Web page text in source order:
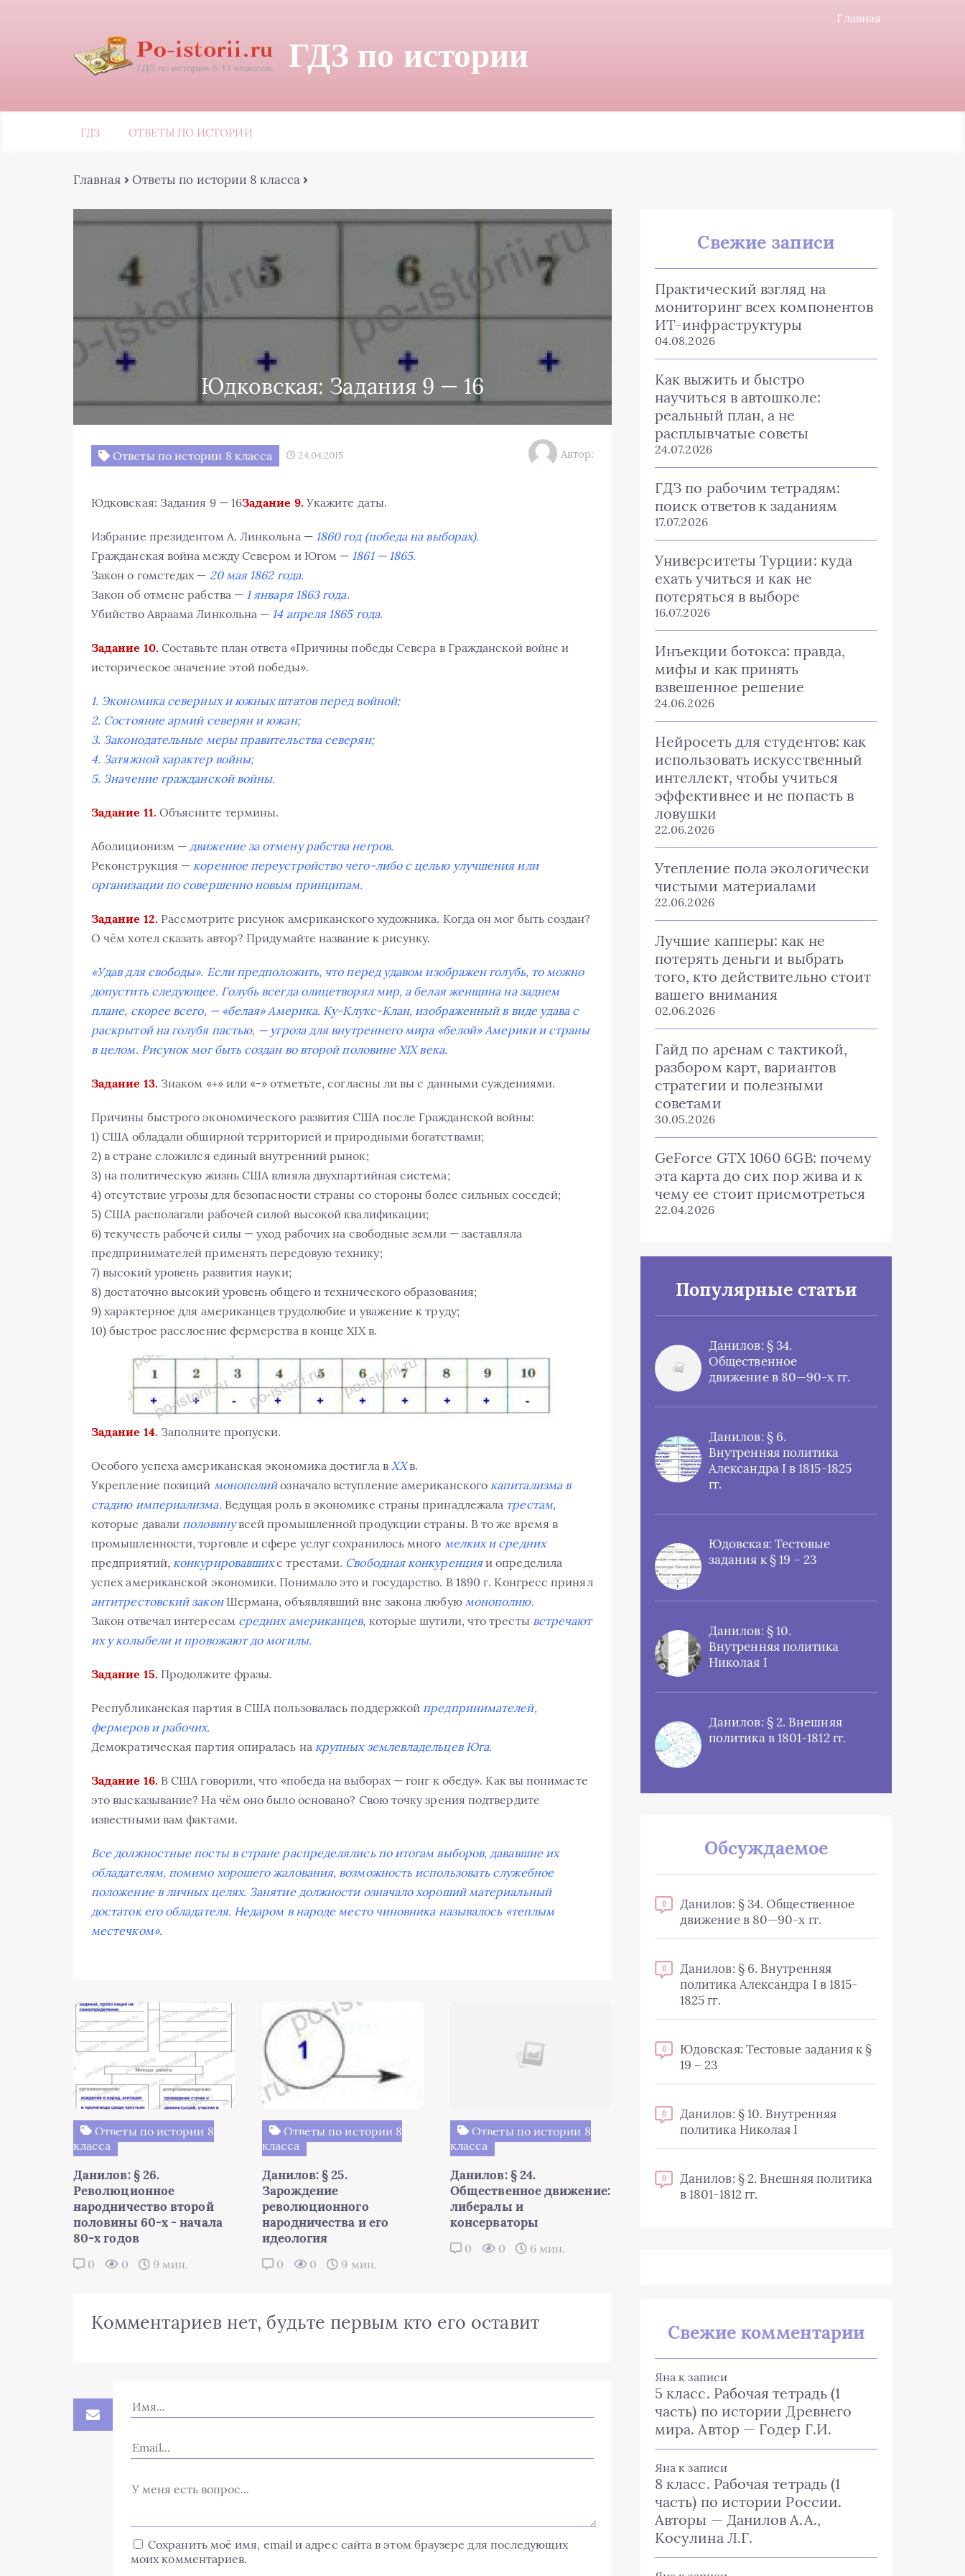
Главная
ГДЗ по истории
ГДЗ ОТВЕТЫ ПО ИСТОРИИ
Главная Ответы по истории 8 класса
Юдковская: Задания 9 — 16
Ответы по истории 8 класса 24.04.2015 Автор:
Юдковская: Задания 9 — 16Задание 9. Укажите даты.
Избрание президентом А. Линкольна — 1860 год (победа на выборах).
Гражданская война между Севером и Югом — 1861 — 1865.
Закон о гомстедах — 20 мая 1862 года.
Закон об отмене рабства — 1 января 1863 года.
Убийство Авраама Линкольна — 14 апреля 1865 года.
Задание 10. Составьте план ответа «Причины победы Севера в Гражданской войне и
историческое значение этой победы».
1. Экономика северных и южных штатов перед войной;
2. Состояние армий северян и южан;
3. Законодательные меры правительства северян;
4. Затяжной характер войны;
5. Значение гражданской войны.
Задание 11. Объясните термины.
Аболиционизм —движение за отмену рабства негров.
Реконструкция —коренное переустройство чего-либо с целью улучшения или
организации по совершенно новым принципам.
Задание 12. Рассмотрите рисунок американского художника. Когда он мог быть создан?
О чём хотел сказать автор? Придумайте название к рисунку.
«Удав для свободы». Если предположить, что перед удавом изображен голубь, то можно
допустить следующее. Голубь всегда олицетворял мир, а белая женщина на заднем
плане, скорее всего, — «белая» Америка. Ку-Клукс-Клан, изображенный в виде удава с
раскрытой на голубя пастью, — угроза для внутреннего мира «белой» Америки и страны
в целом. Рисунок мог быть создан во второй половине XIX века.
Задание 13. Знаком «+» или «-» отметьте, согласны ли вы с данными суждениями.
Причины быстрого экономического развития США после Гражданской войны:
1) США обладали обширной территорией и природными богатствами;
2) в стране сложился единый внутренний рынок;
3) на политическую жизнь США влияла двухпартийная система;
4) отсутствие угрозы для безопасности страны со стороны более сильных соседей;
5) США располагали рабочей силой высокой квалификации;
6) текучесть рабочей силы — уход рабочих на свободные земли — заставляла
предпринимателей применять передовую технику;
7) высокий уровень развития науки;
8) достаточно высокий уровень общего и технического образования;
9) характерное для американцев трудолюбие и уважение к труду;
10) быстрое расслоение фермерства в конце XIX в.
Задание 14. Заполните пропуски.
Особого успеха американская экономика достигла в XXв.
Укрепление позиций монополийозначало вступление американскогокапитализма в
стадию империализма. Ведущая роль в экономике страны принадлежала трестам,
которые давалиполовинувсей промышленной продукции страны. В то же время в
промышленности, торговле и сфере услуг сохранилось много мелких и средних
предприятий,конкурировавшихс трестами. Свободная конкуренцияи определила
успех американской экономики. Понимало это и государство. В 1890 г. Конгресс принял
антитрестовский законШермана, объявлявший вне закона любую монополию.
Закон отвечал интересам средних американцев, которые шутили, что тресты встречают
их у колыбели и провожают до могилы.
Задание 15. Продолжите фразы.
Республиканская партия в США пользовалась поддержкойпредпринимателей,
фермеров и рабочих.
Демократическая партия опиралась на крупных землевладельцев Юга.
Задание 16. В США говорили, что «победа на выборах — гонг к обеду». Как вы понимаете
это высказывание? На чём оно было основано? Свою точку зрения подтвердите
известными вам фактами.
Все должностные посты в стране распределялись по итогам выборов, дававшие их
обладателям, помимо хорошего жалования, возможность использовать служебное
положение в личных целях. Занятие должности означало хороший материальный
достаток его обладателя. Недаром в народе место чиновника называлось «теплым
местечком».
Ответы по истории 8
класса
Данилов: § 26.
Революционное
народничество второй
половины 60-х - начала
80-х годов
0 0 9 мин.
Ответы по истории 8
класса
Данилов: § 25.
Зарождение
революционного
народничества и его
идеология
0 0 9 мин.
Ответы по истории 8
класса
Данилов: § 24.
Общественное движение:
либералы и
консерваторы
0 0 6 мин.
Комментариев нет, будьте первым кто его оставит
Сохранить моё имя, email и адрес сайта в этом браузере для последующих
моих комментариев.
Свежие записи
Практический взгляд на
мониторинг всех компонентов
ИТ-инфраструктуры
04.08.2026
Как выжить и быстро
научиться в автошколе:
реальный план, а не
расплывчатые советы
24.07.2026
ГДЗ по рабочим тетрадям:
поиск ответов к заданиям
17.07.2026
Университеты Турции: куда
ехать учиться и как не
потеряться в выборе
16.07.2026
Инъекции ботокса: правда,
мифы и как принять
взвешенное решение
24.06.2026
Нейросеть для студентов: как
использовать искусственный
интеллект, чтобы учиться
эффективнее и не попасть в
ловушки
22.06.2026
Утепление пола экологически
чистыми материалами
22.06.2026
Лучшие капперы: как не
потерять деньги и выбрать
того, кто действительно стоит
вашего внимания
02.06.2026
Гайд по аренам с тактикой,
разбором карт, вариантов
стратегии и полезными
советами
30.05.2026
GeForce GTX 1060 6GB: почему
эта карта до сих пор жива и к
чему ее стоит присмотреться
22.04.2026
Популярные статьи
Данилов: § 34.
Общественное
движение в 80—90-х гг.
Данилов: § 6.
Внутренняя политика
Александра I в 1815-1825
гг.
Юдовская: Тестовые
задания к § 19 – 23
Данилов: § 10.
Внутренняя политика
Николая I
Данилов: § 2. Внешняя
политика в 1801-1812 гг.
Обсуждаемое
0
Данилов: § 34. Общественное
движение в 80—90-х гг.
0
Данилов: § 6. Внутренняя
политика Александра I в 1815-
1825 гг.
0
Юдовская: Тестовые задания к §
19 – 23
0
Данилов: § 10. Внутренняя
политика Николая I
0
Данилов: § 2. Внешняя политика
в 1801-1812 гг.
Свежие комментарии
Яна к записи
5 класс. Рабочая тетрадь (1
часть) по истории Древнего
мира. Автор — Годер Г.И.
Яна к записи
8 класс. Рабочая тетрадь (1
часть) по истории России.
Авторы — Данилов А.А.,
Косулина Л.Г.